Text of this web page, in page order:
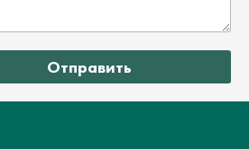
Отправить